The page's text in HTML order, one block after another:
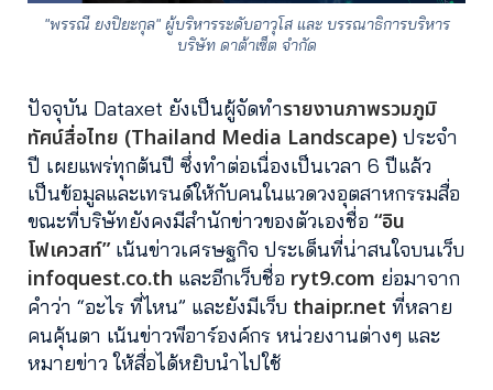
"พรรณี ยงปิยะกุล" ผู้บริหารระดับอาวุโส และ บรรณาธิการบริหาร
บริษัท ดาต้าเซ็ต จำกัด
ปัจจุบัน Dataxet ยังเป็นผู้จัดทำรายงานภาพรวมภูมิ
ทัศน์สื่อไทย (Thailand Media Landscape) ประจำ
ปี เผยแพร่ทุกต้นปี ซึ่งทำต่อเนื่องเป็นเวลา 6 ปีแล้ว
เป็นข้อมูลและเทรนด์ให้กับคนในแวดวงอุตสาหกรรมสื่อ
ขณะที่บริษัทยังคงมีสำนักข่าวของตัวเองชื่อ “อิน
โฟเควสท์” เน้นข่าวเศรษฐกิจ ประเด็นที่น่าสนใจบนเว็บ
infoquest.co.th และอีกเว็บชื่อ ryt9.com ย่อมาจาก
คำว่า “อะไร ที่ไหน” และยังมีเว็บ thaipr.net ที่หลาย
คนคุ้นตา เน้นข่าวพีอาร์องค์กร หน่วยงานต่างๆ และ
หมายข่าว ให้สื่อได้หยิบนำไปใช้